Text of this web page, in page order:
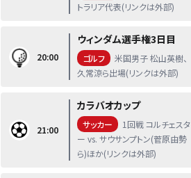
トラリア代表(リンクは外部)
20:00
ウィンダム選手権3日目
ゴルフ
米国男子 松山英樹、
久常涼ら出場(リンクは外部)
21:00
カラバオカップ
サッカー
1回戦 コルチェスタ
ー vs. サウサンプトン(菅原由勢
ら)ほか(リンクは外部)